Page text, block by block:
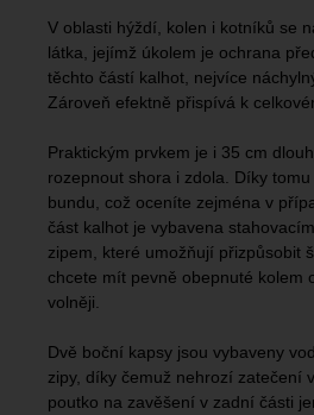
V oblasti hýždí, kolen i kotníků se
látka, jejímž úkolem je ochrana
těchto částí kalhot, nejvíce
Zároveň efektně přispívá k
Praktickým prvkem je i 35 cm
rozepnout shora i zdola. Díky
bundu, což oceníte zejména v
část kalhot je vybavena
zipem, které umožňují přizpůsobit
chcete mít pevně obepnuté kolem
volněji.
Dvě boční kapsy jsou vybaveny
zipy, díky čemuž nehrozí zatečení
poutko na zavěšení v zadní části